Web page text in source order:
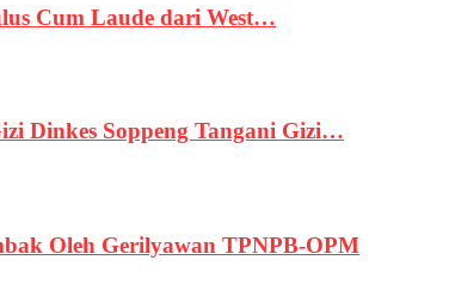
Cum Laude dari West…
Dinkes Soppeng Tangani Gizi…
Oleh Gerilyawan TPNPB-OPM